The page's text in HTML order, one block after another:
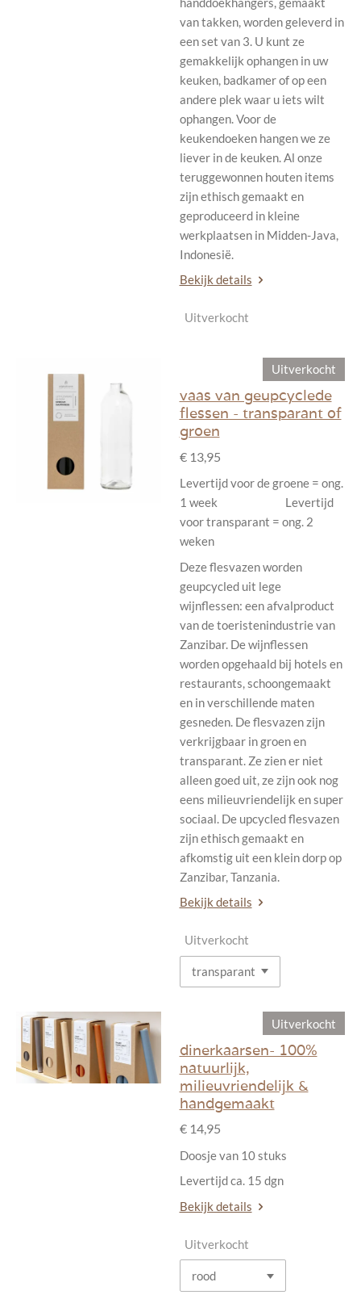
van takken, worden geleverd in
een set van 3. U kunt ze
gemakkelijk ophangen in uw
keuken, badkamer of op een
andere plek waar u iets wilt
ophangen. Voor de
keukendoeken hangen we ze
liever in de keuken. Al onze
teruggewonnen houten items
zijn ethisch gemaakt en
geproduceerd in kleine
werkplaatsen in Midden-Java,
Indonesië.
Bekijk details
Uitverkocht
Uitverkocht
vaas van geupcyclede
flessen - transparant of
groen
€ 13,95
Levertijd voor de groene = ong.
1 week Levertijd
voor transparant = ong. 2
weken
Deze flesvazen worden
geupcycled uit lege
wijnflessen: een afvalproduct
van de toeristenindustrie van
Zanzibar. De wijnflessen
worden opgehaald bij hotels en
restaurants, schoongemaakt
en in verschillende maten
gesneden. De flesvazen zijn
verkrijgbaar in groen en
transparant. Ze zien er niet
alleen goed uit, ze zijn ook nog
eens milieuvriendelijk en super
sociaal. De upcycled flesvazen
zijn ethisch gemaakt en
afkomstig uit een klein dorp op
Zanzibar, Tanzania.
Bekijk details
Uitverkocht
Uitverkocht
dinerkaarsen- 100%
natuurlijk,
milieuvriendelijk &
handgemaakt
€ 14,95
Doosje van 10 stuks
Levertijd ca. 15 dgn
Bekijk details
Uitverkocht